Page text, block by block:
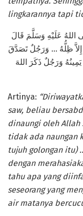
lingkarannya tapi
اللهُ عَلَيْهِ وَسَلَّمَ قَالَ
إِلاَّ ظِلُّهُ … وَرَجُلٌ تَصَدَّقَ
وَرَجُلٌ ذَكَرَ اللهَ
Artinya:
saw, beliau
dinaungi oleh Allah
tidak ada naungan
tujuh golongan itu)
dengan
tahu apa yang
seseorang yang
air matanya